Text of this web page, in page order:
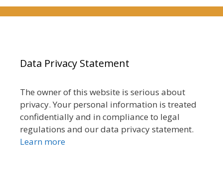
Data Privacy Statement
The owner of this website is serious about
privacy. Your personal information is treated
confidentially and in compliance to legal
regulations and our data privacy statement.
Learn more